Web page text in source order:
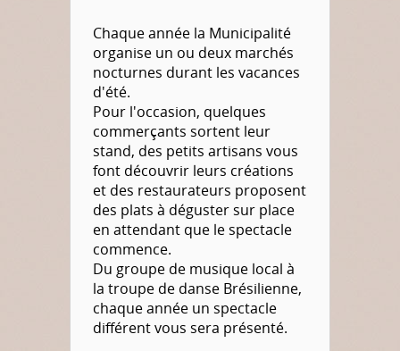
Chaque année la Municipalité
organise un ou deux marchés
nocturnes durant les vacances
d'été.
Pour l'occasion, quelques
commerçants sortent leur
stand, des petits artisans vous
font découvrir leurs créations
et des restaurateurs proposent
des plats à déguster sur place
en attendant que le spectacle
commence.
Du groupe de musique local à
la troupe de danse Brésilienne,
chaque année un spectacle
différent vous sera présenté.